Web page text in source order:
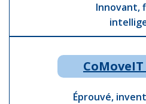
Innovant,
Éprouvé,